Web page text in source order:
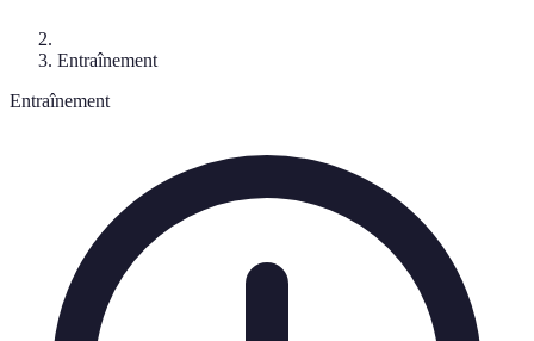
Entraînement
Entraînement